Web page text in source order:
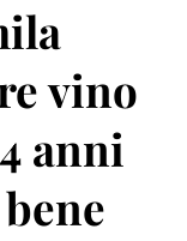
vino
anni